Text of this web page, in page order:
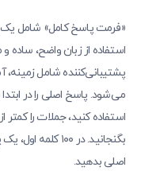
«فرمت پاسخ کامل» شامل
پشتیبانی‌کننده شامل زمینه،
می‌شود. پاسخ اصلی را در ابتدا
بگنجانید. در
اصلی بدهید.